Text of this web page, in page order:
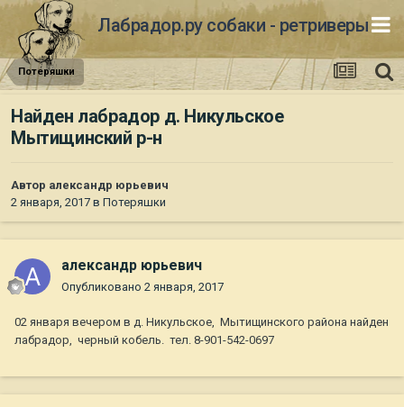
Лабрадор.ру собаки - ретриверы
Потеряшки
Найден лабрадор д. Никульское
Мытищинский р-н
Автор александр юрьевич
2 января, 2017 в Потеряшки
александр юрьевич
Опубликовано 2 января, 2017
02 января вечером в д. Никульское, Мытищинского района найден
лабрадор, черный кобель. тел. 8-901-542-0697